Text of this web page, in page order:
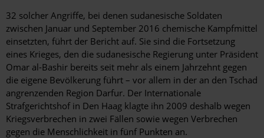
32 solcher Angriffe, bei denen sudanesische Soldaten
zwischen Januar und September 2016 chemische Kampfmittel
einsetzten, führt der Bericht auf. Sie sind die Fortsetzung
eines Krieges, den die sudanesische Regierung unter Präsident
Omar al-­Bashir bereits seit mehr als einem Jahrzehnt gegen
die eigene Bevölkerung führt – vor allem in der an den Tschad
angrenzenden Region Darfur. Der Internationale
Strafgerichtshof in Den Haag klagte ihn 2009 deshalb wegen
Kriegsverbrechen in zwei Fällen sowie wegen Verbrechen
gegen die Menschlichkeit in fünf Punkten an.